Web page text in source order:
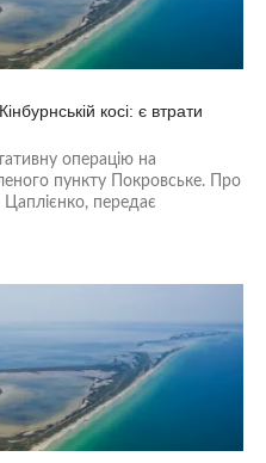
косі: є втрати
операцію на
пункту Покровське. Про
передає